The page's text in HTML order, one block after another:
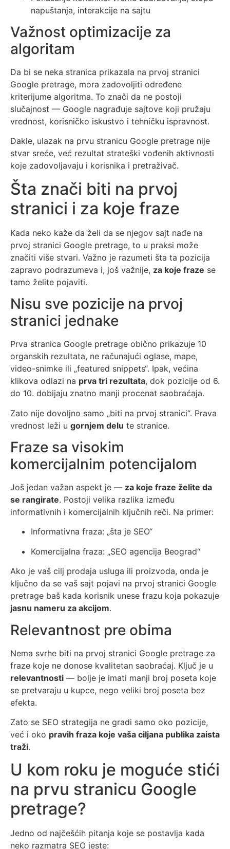
napuštanja, interakcije na sajtu
Važnost optimizacije za
algoritam
Da bi se neka stranica prikazala na prvoj stranici
Google pretrage, mora zadovoljiti određene
kriterijume algoritma. To znači da ne postoji
slučajnost — Google nagrađuje sajtove koji pružaju
vrednost, korisničko iskustvo i tehničku ispravnost.
Dakle, ulazak na prvu stranicu Google pretrage nije
stvar sreće, već rezultat strateški vođenih aktivnosti
koje zadovoljavaju i korisnika i pretraživač.
Šta znači biti na prvoj
stranici i za koje fraze
Kada neko kaže da želi da se njegov sajt nađe na
prvoj stranici Google pretrage, to u praksi može
značiti više stvari. Važno je razumeti šta ta pozicija
zapravo podrazumeva i, još važnije, za koje fraze se
tamo želite pojaviti.
Nisu sve pozicije na prvoj
stranici jednake
Prva stranica Google pretrage obično prikazuje 10
organskih rezultata, ne računajući oglase, mape,
video-snimke ili „featured snippets“. Ipak, većina
klikova odlazi na prva tri rezultata, dok pozicije od 6.
do 10. dobijaju znatno manji procenat saobraćaja.
Zato nije dovoljno samo „biti na prvoj stranici“. Prava
vrednost leži u gornjem delu te stranice.
Fraze sa visokim
komercijalnim potencijalom
Još jedan važan aspekt je — za koje fraze želite da
se rangirate. Postoji velika razlika između
informativnih i komercijalnih ključnih reči. Na primer:
Informativna fraza: „šta je SEO“
Komercijalna fraza: „SEO agencija Beograd“
Ako je vaš cilj prodaja usluga ili proizvoda, onda je
ključno da se vaš sajt pojavi na prvoj stranici Google
pretrage baš kada korisnik unese frazu koja pokazuje
jasnu nameru za akcijom.
Relevantnost pre obima
Nema svrhe biti na prvoj stranici Google pretrage za
fraze koje ne donose kvalitetan saobraćaj. Ključ je u
relevantnosti — bolje je imati manji broj poseta koje
se pretvaraju u kupce, nego veliki broj poseta bez
efekta.
Zato se SEO strategija ne gradi samo oko pozicije,
već i oko pravih fraza koje vaša ciljana publika zaista
traži.
U kom roku je moguće stići
na prvu stranicu Google
pretrage?
Jedno od najčešćih pitanja koje se postavlja kada
neko razmatra SEO jeste: